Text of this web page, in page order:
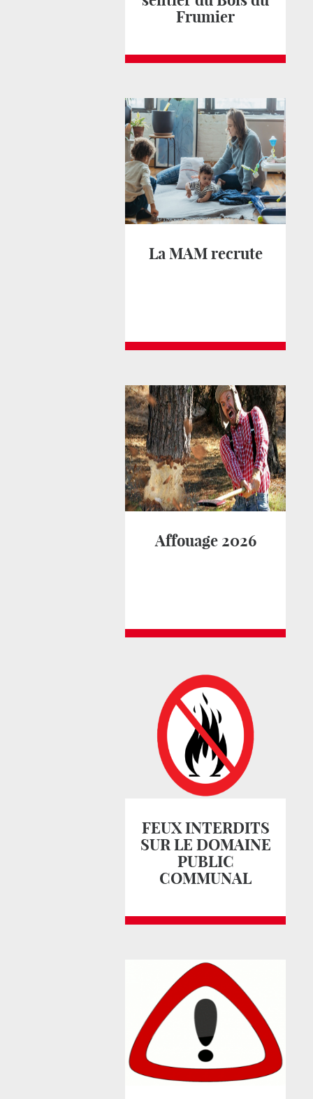
Frumier
La MAM recrute
Affouage 2026
FEUX INTERDITS
SUR LE DOMAINE
PUBLIC
COMMUNAL